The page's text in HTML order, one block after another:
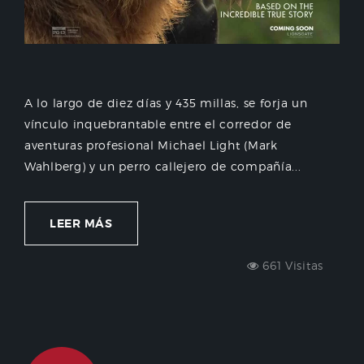
A lo largo de diez días y 435 millas, se forja un
vínculo inquebrantable entre el corredor de
aventuras profesional Michael Light (Mark
Wahlberg) y un perro callejero de compañía...
LEER MÁS
661 Visitas